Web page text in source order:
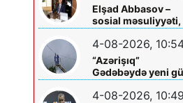
Elşad Abbasov –
sosial məsuliyyəti,
xeyriyyəçiliyi və
dəyərlərə bağlılığı
ilə seçilən nüfuzlu
rəhbər
4-08-2026,
“Azərişıq”
Gədəbəydə yeni
mərkəzləri
quraşdırdı
4-08-2026, 10:49